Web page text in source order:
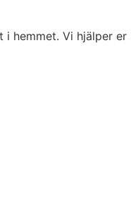
hemmet. Vi hjälper